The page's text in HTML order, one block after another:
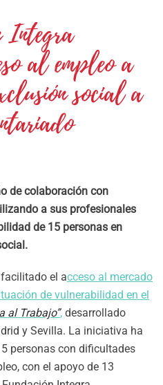
Integra
al empleo a
social a
de colaboración con
a sus profesionales
de 15 personas en
el acceso al mercado
de vulnerabilidad en el
al Trabajo”, desarrollado
y Sevilla. La iniciativa ha
personas con dificultades
con el apoyo de 13